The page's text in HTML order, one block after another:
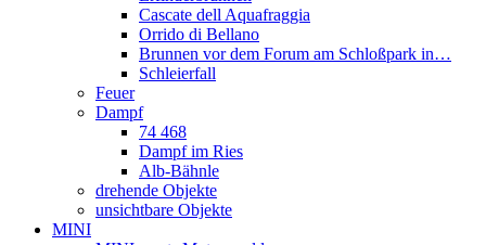
Cascate dell Aquafraggia
Orrido di Bellano
Brunnen vor dem Forum am Schloßpark in…
Schleierfall
Feuer
Dampf
74 468
Dampf im Ries
Alb-Bähnle
drehende Objekte
unsichtbare Objekte
MINI